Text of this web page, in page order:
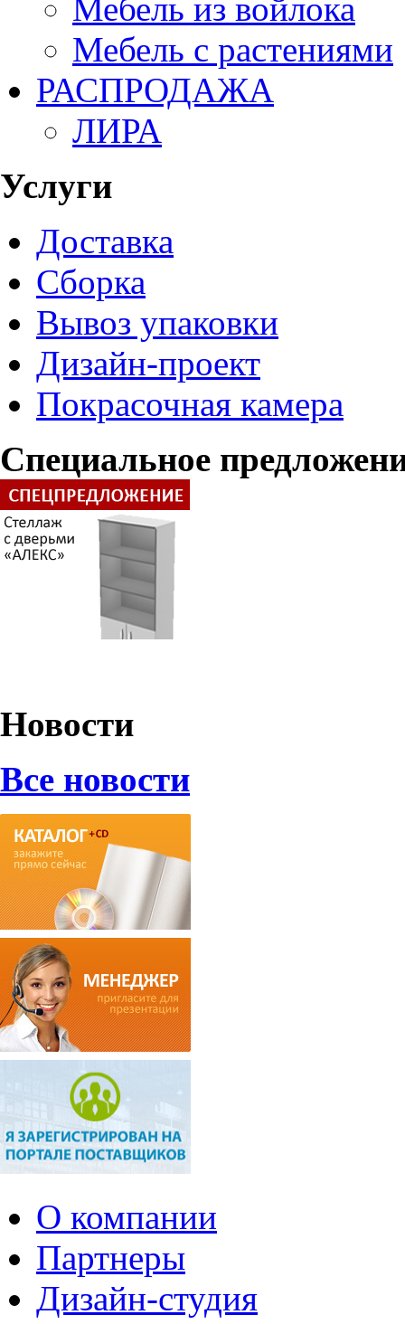
Мебель из войлока
Мебель с растениями
РАСПРОДАЖА
ЛИРА
Услуги
Доставка
Сборка
Вывоз упаковки
Дизайн-проект
Покрасочная камера
Специальное
Новости
Все новости
О компании
Партнеры
Дизайн-студия